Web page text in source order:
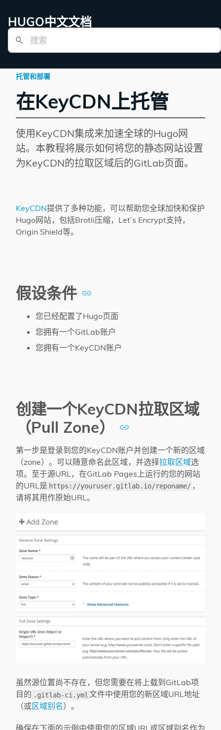
HUGO中文文档
托管和部署
在KeyCDN上托管
使用KeyCDN集成来加速全球的Hugo网
站。本教程将展示如何将您的静态网站设置
为KeyCDN的拉取区域后的GitLab页面。
KeyCDN提供了多种功能，可以帮助您全球加快和保护
Hugo网站，包括Brotli压缩，Let’s Encrypt支持，
Origin Shield等。
假设条件
您已经配置了Hugo页面
您拥有一个GitLab账户
您拥有一个KeyCDN账户
创建一个KeyCDN拉取区域
（Pull Zone）
第一步是登录到您的KeyCDN账户并创建一个新的区域
（zone）。可以随意命名此区域，并选择拉取区域选
项。至于源URL，在GitLab Pages上运行的您的网站
的URL是 https://youruser.gitlab.io/reponame/ ，
请将其用作原始URL。
虽然源位置尚不存在，但您需要在将上载到GitLab项
目的 .gitlab-ci.yml 文件中使用您的新区域URL地址
（或区域别名）。